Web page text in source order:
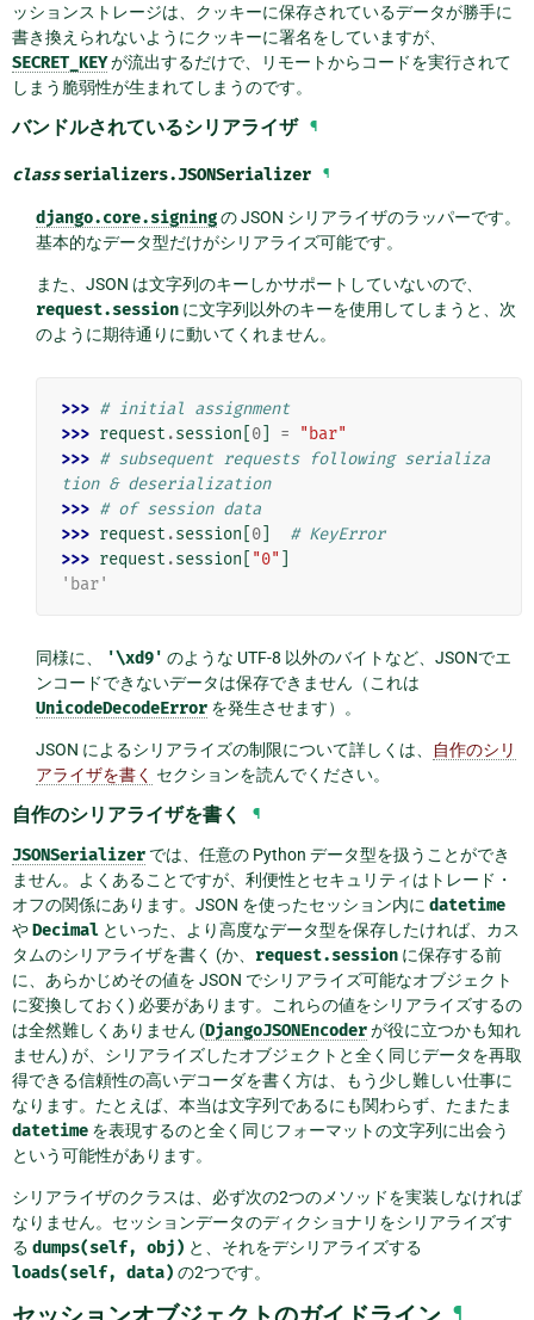
ッションストレージは、クッキーに保存されているデータが勝手に
書き換えられないようにクッキーに署名をしていますが、
SECRET_KEYが流出するだけで、リモートからコードを実行されて
しまう脆弱性が生まれてしまうのです。
バンドルされているシリアライザ ¶
class serializers.JSONSerializer ¶
django.core.signingの JSON シリアライザのラッパーです。
基本的なデータ型だけがシリアライズ可能です。
また、JSON は文字列のキーしかサポートしていないので、
request.sessionに文字列以外のキーを使用してしまうと、次
のように期待通りに動いてくれません。
>>> # initial assignment
>>> request .session 0] =
"bar"
>>> # subsequent requests following serializa
tion & deserialization
>>> # of session data
>>> request .session 0]
# KeyError
>>> request .session "0"
'bar'
同様に、 '\xd9' のような UTF-8 以外のバイトなど、JSONでエ
ンコードできないデータは保存できません（これは
UnicodeDecodeErrorを発生させます）。
JSON によるシリアライズの制限について詳しくは、
自作のシリ
アライザを書く セクションを読んでください。
自作のシリアライザを書く ¶
JSONSerializer では、任意の Python データ型を扱うことができ
ません。よくあることですが、利便性とセキュリティはトレード・
オフの関係にあります。JSON を使ったセッション内に datetime
やDecimal といった、より高度なデータ型を保存したければ、カス
タムのシリアライザを書く (か、 request.session に保存する前
に、あらかじめその値を JSON でシリアライズ可能なオブジェクト
に変換しておく) 必要があります。これらの値をシリアライズするの
は全然難しくありません (DjangoJSONEncoderが役に立つかも知れ
ません) が、シリアライズしたオブジェクトと全く同じデータを再取
得できる信頼性の高いデコーダを書く方は、もう少し難しい仕事に
なります。たとえば、本当は文字列であるにも関わらず、たまたま
datetime を表現するのと全く同じフォーマットの文字列に出会う
という可能性があります。
シリアライザのクラスは、必ず次の2つのメソッドを実装しなければ
なりません。セッションデータのディクショナリをシリアライズす
る dumps(self, obj) と、それをデシリアライズする
loads(self, data) の2つです。
¶